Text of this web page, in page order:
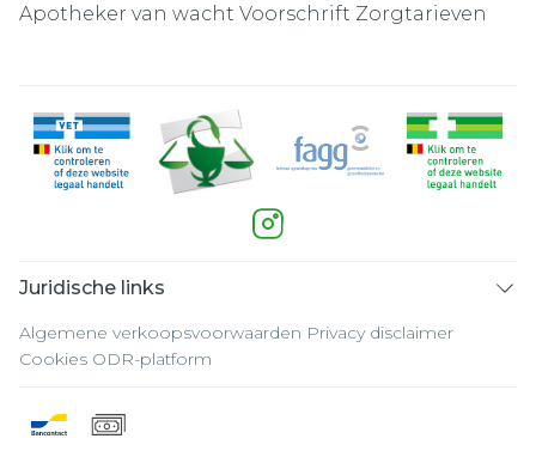
Apotheker van wacht Voorschrift Zorgtarieven
Juridische links
Algemene verkoopsvoorwaarden Privacy disclaimer
Cookies ODR-platform